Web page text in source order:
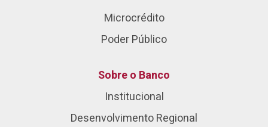
Microcrédito
Poder Público
Sobre o Banco
Institucional
Desenvolvimento Regional